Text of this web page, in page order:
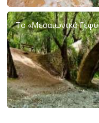
To «Μεσαιωνικό